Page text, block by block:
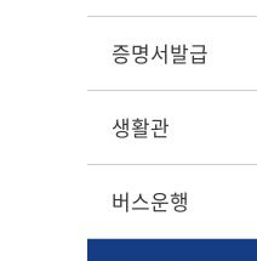
증명서발급
생활관
버스운행